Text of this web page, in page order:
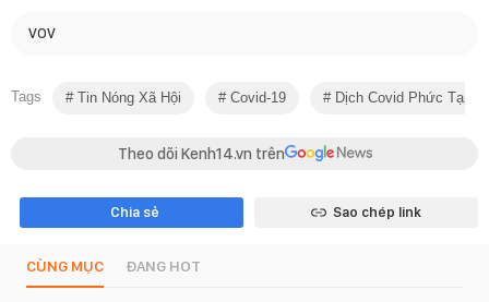
VOV
Tags Tin Nóng Xã Hội Covid-19 Dịch Covid Phức Tạp Ở
Theo dõi Kenh14.vn trên
Chia sẻ Sao chép link
CÙNG MỤC ĐANG HOT